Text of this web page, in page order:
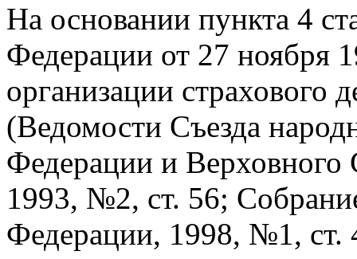
На основании пункта 4
Федерации от 27 ноября
организации страхового
(Ведомости Съезда
Федерации и Верховного
1993, №2, ст. 56;
Федерации, 1998, №1, ст.